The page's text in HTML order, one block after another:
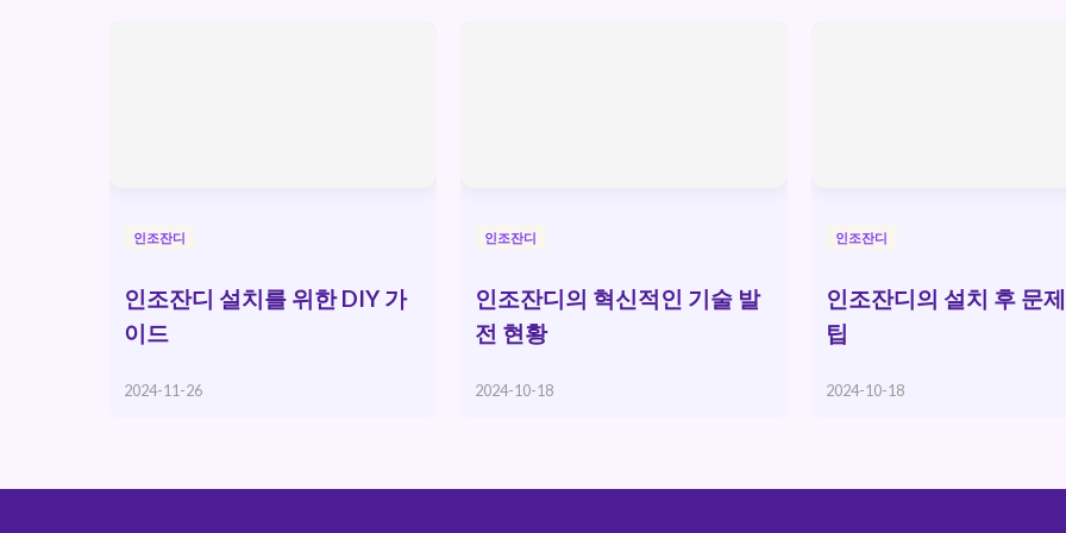
인조잔디
인조잔디 설치를 위한 DIY 가
이드
2024-11-26
인조잔디
인조잔디의 혁신적인 기술 발
전 현황
2024-10-18
인조잔디
인조잔디의 설치 후 문
팁
2024-10-18